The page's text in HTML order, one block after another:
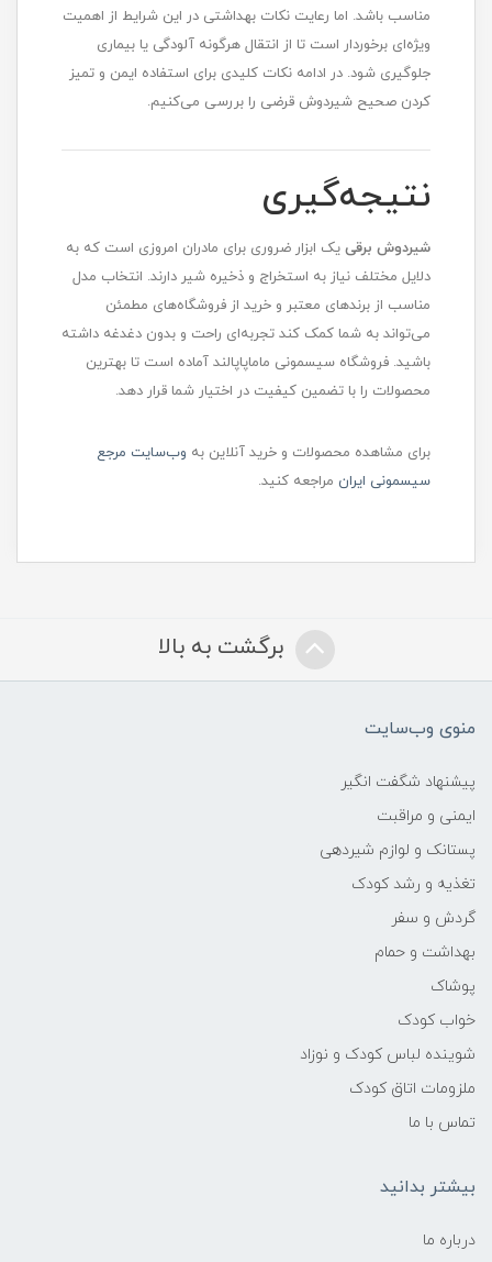
مناسب باشد. اما رعایت نکات بهداشتی در این شرایط از اهمیت
ویژه‌ای برخوردار است تا از انتقال هرگونه آلودگی یا بیماری
جلوگیری شود. در ادامه نکات کلیدی برای استفاده ایمن و تمیز
کردن صحیح شیردوش قرضی را بررسی می‌کنیم.
نتیجه‌گیری
شیردوش برقی یک ابزار ضروری برای مادران امروزی است که به
دلایل مختلف نیاز به استخراج و ذخیره شیر دارند. انتخاب مدل
مناسب از برندهای معتبر و خرید از فروشگاه‌های مطمئن
می‌تواند به شما کمک کند تجربه‌ای راحت و بدون دغدغه داشته
باشید. فروشگاه سیسمونی ماماپاپالند آماده است تا بهترین
محصولات را با تضمین کیفیت در اختیار شما قرار دهد.
برای مشاهده محصولات و خرید آنلاین به وب‌سایت مرجع
سیسمونی ایران مراجعه کنید.
برگشت به بالا
منوی وب‌سایت
پیشنهاد شگفت انگیر
ایمنی و مراقبت
پستانک و لوازم شیردهی
تغذیه و رشد کودک
گردش و سفر
بهداشت و حمام
پوشاک
خواب کودک
شوینده لباس کودک و نوزاد
ملزومات اتاق کودک
تماس با ما
بیشتر بدانید
درباره ما